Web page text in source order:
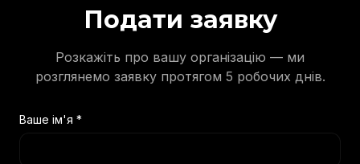
Подати заявку
Розкажіть про вашу організацію — ми
розглянемо заявку протягом 5 робочих днів.
Ваше ім'я *